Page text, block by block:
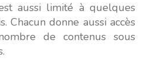
aussi limité à quelques
Chacun donne aussi accès
de contenus sous